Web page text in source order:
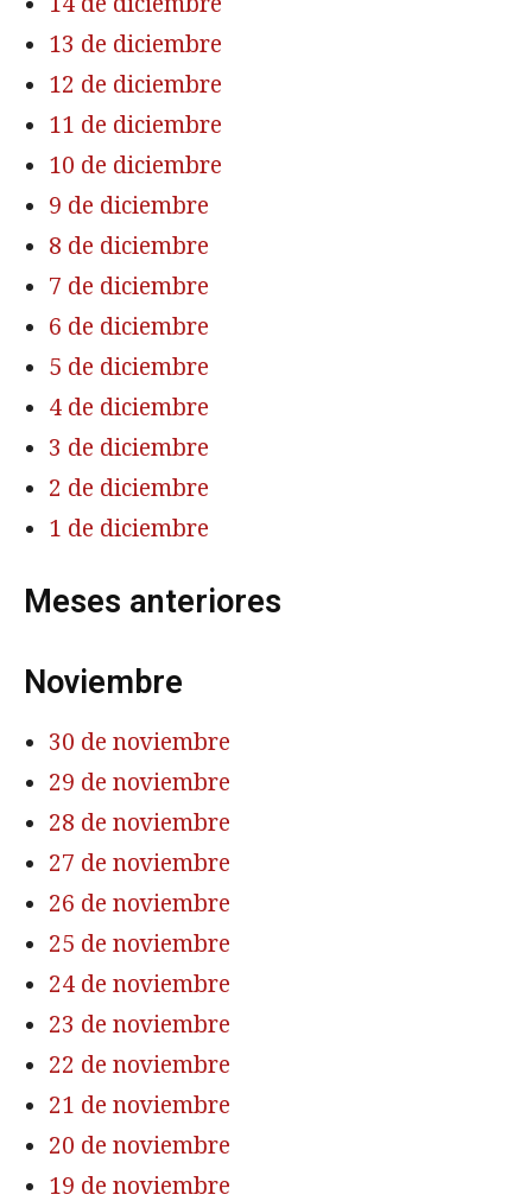
13 de diciembre
12 de diciembre
11 de diciembre
10 de diciembre
9 de diciembre
8 de diciembre
7 de diciembre
6 de diciembre
5 de diciembre
4 de diciembre
3 de diciembre
2 de diciembre
1 de diciembre
Meses anteriores
Noviembre
30 de noviembre
29 de noviembre
28 de noviembre
27 de noviembre
26 de noviembre
25 de noviembre
24 de noviembre
23 de noviembre
22 de noviembre
21 de noviembre
20 de noviembre
19 de noviembre